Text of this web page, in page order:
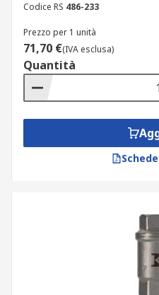
Codice RS 486-233
Prezzo per 1 unità
71,70 €(IVA esclusa)
Quantità